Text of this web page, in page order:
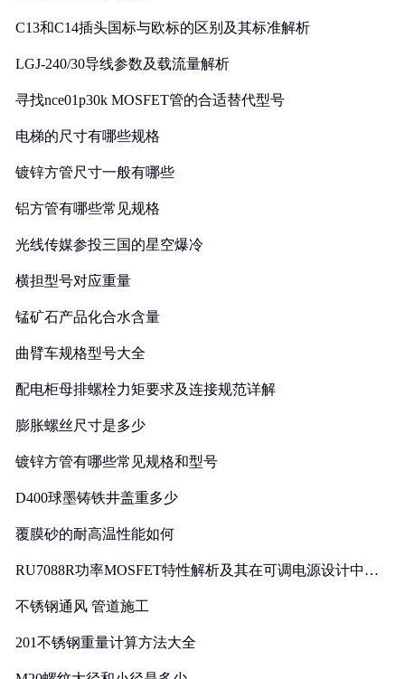
C13和C14插头国标与欧标的区别及其标准解析
LGJ-240/30导线参数及载流量解析
寻找nce01p30k MOSFET管的合适替代型号
电梯的尺寸有哪些规格
镀锌方管尺寸一般有哪些
铝方管有哪些常见规格
光线传媒参投三国的星空爆冷
横担型号对应重量
锰矿石产品化合水含量
曲臂车规格型号大全
配电柜母排螺栓力矩要求及连接规范详解
膨胀螺丝尺寸是多少
镀锌方管有哪些常见规格和型号
D400球墨铸铁井盖重多少
覆膜砂的耐高温性能如何
RU7088R功率MOSFET特性解析及其在可调电源设计中的
不锈钢通风 管道施工
201不锈钢重量计算方法大全